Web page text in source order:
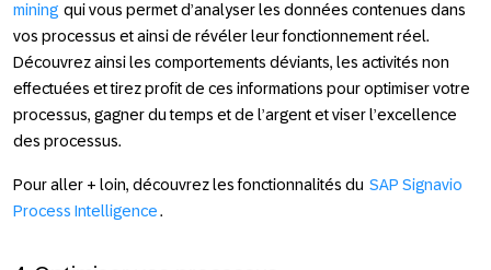
mining qui vous permet d’analyser les données contenues dans
vos processus et ainsi de révéler leur fonctionnement réel.
Découvrez ainsi les comportements déviants, les activités non
effectuées et tirez profit de ces informations pour optimiser votre
processus, gagner du temps et de l’argent et viser l’excellence
des processus.
Pour aller + loin, découvrez les fonctionnalités du SAP Signavio
Process Intelligence.